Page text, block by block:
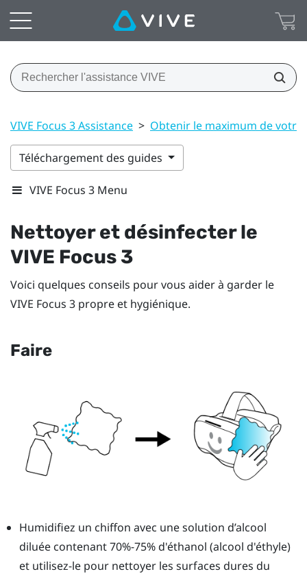
VIVE Focus 3 Assistance > Obtenir le maximum de votre
Téléchargement des guides
VIVE Focus 3 Menu
Nettoyer et désinfecter le
VIVE Focus 3
Voici quelques conseils pour vous aider à garder le
VIVE Focus 3 propre et hygiénique.
Faire
Humidifiez un chiffon avec une solution d’alcool
diluée contenant 70%-75% d'éthanol (alcool d'éthyle)
et utilisez-le pour nettoyer les surfaces dures du